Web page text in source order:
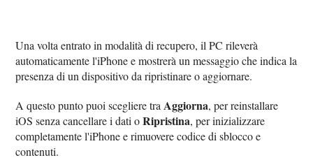
Una volta entrato in modalità di recupero, il PC rileverà
automaticamente l'iPhone e mostrerà un messaggio che indica la
presenza di un dispositivo da ripristinare o aggiornare.
A questo punto puoi scegliere traAggiorna, per reinstallare
iOS senza cancellare i dati oRipristina, per inizializzare
completamente l'iPhone e rimuovere codice di sblocco e
contenuti.